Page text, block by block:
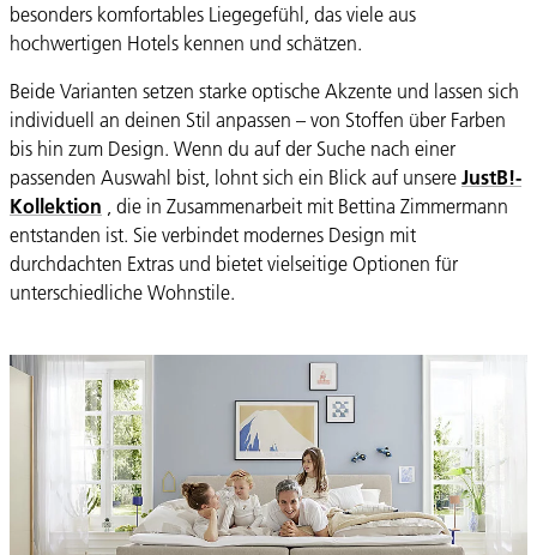
besonders komfortables Liegegefühl, das viele aus
hochwertigen Hotels kennen und schätzen.
Beide Varianten setzen starke optische Akzente und lassen sich
individuell an deinen Stil anpassen – von Stoffen über Farben
bis hin zum Design. Wenn du auf der Suche nach einer
passenden Auswahl bist, lohnt sich ein Blick auf unsereJustB!-
Kollektion , die in Zusammenarbeit mit Bettina Zimmermann
entstanden ist. Sie verbindet modernes Design mit
durchdachten Extras und bietet vielseitige Optionen für
unterschiedliche Wohnstile.